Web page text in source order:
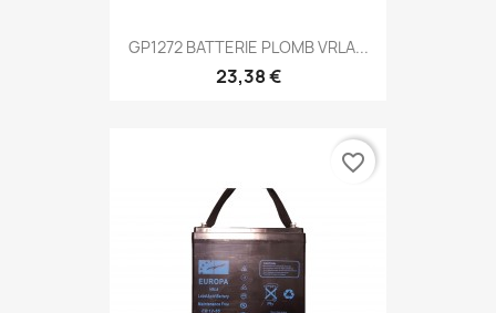
GP1272 BATTERIE PLOMB VRLA...
23,38 €
favorite_border